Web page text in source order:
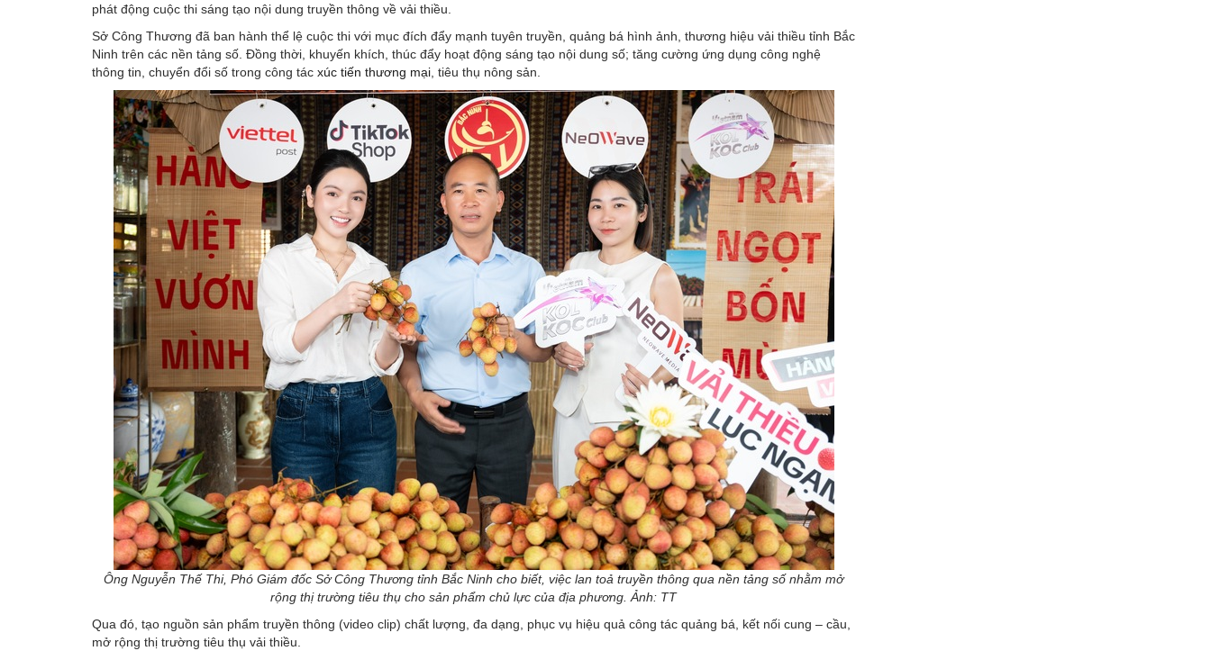
phát động cuộc thi sáng tạo nội dung truyền thông về vải thiều.
Sở Công Thương đã ban hành thể lệ cuộc thi với mục đích đẩy mạnh tuyên truyền, quảng bá hình ảnh, thương hiệu vải thiều tỉnh Bắc
Ninh trên các nền tảng số. Đồng thời, khuyến khích, thúc đẩy hoạt động sáng tạo nội dung số; tăng cường ứng dụng công nghệ
thông tin, chuyển đổi số trong công tác xúc tiến thương mại , tiêu thụ nông sản.
Ông Nguyễn Thế Thi, Phó Giám đốc Sở Công Thương tỉnh Bắc Ninh cho biết, việc lan toả truyền thông qua nền tảng số nhằm mở
rộng thị trường tiêu thụ cho sản phẩm chủ lực của địa phương. Ảnh: TT
Qua đó, tạo nguồn sản phẩm truyền thông (video clip) chất lượng, đa dạng, phục vụ hiệu quả công tác quảng bá, kết nối cung – cầu,
mở rộng thị trường tiêu thụ vải thiều.